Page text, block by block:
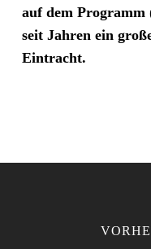
auf dem
seit Jahren ein
Eintracht.